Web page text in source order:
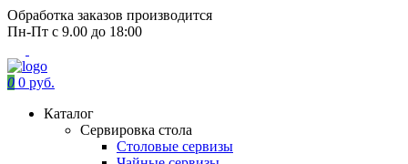
Обработка заказов производится
Пн-Пт с 9.00 до 18:00
0 0 руб.
Каталог
Сервировка стола
Столовые сервизы